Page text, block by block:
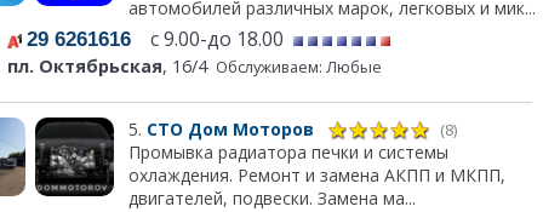
автомобилей различных марок, легковых и мик...
29 6261616 с 9.00-до 18.00
пл. Октябрьская, 16/4 Обслуживаем: Любые
5. СТО Дом Моторов (8)
Промывка радиатора печки и системы
охлаждения. Ремонт и замена АКПП и МКПП,
двигателей, подвески. Замена ма...